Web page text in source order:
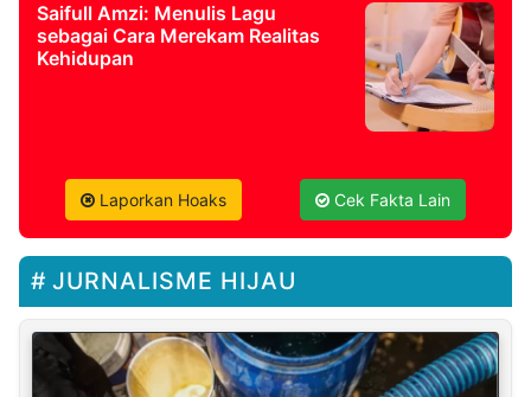
Saifull Amzi: Menulis Lagu
sebagai Cara Merekam Realitas
Kehidupan
Laporkan Hoaks Cek Fakta Lain
JURNALISME HIJAU